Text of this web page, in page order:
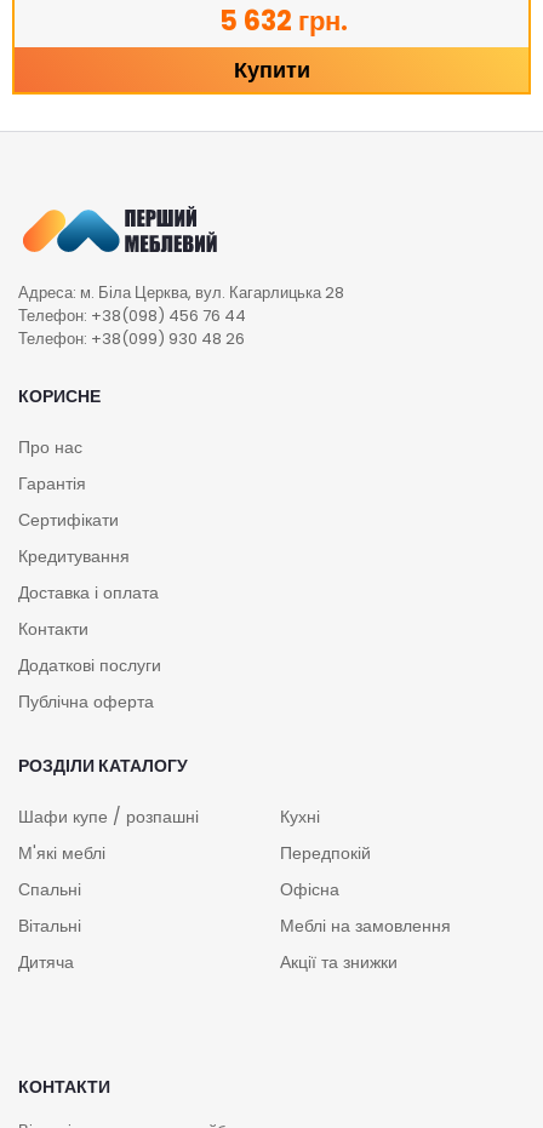
5 632 грн.
Купити
Адреса: м. Біла Церква, вул. Кагарлицька 28
Телефон: +38(098) 456 76 44
Телефон: +38(099) 930 48 26
КОРИСНЕ
Про нас
Гарантія
Сертифікати
Кредитування
Доставка і оплата
Контакти
Додаткові послуги
Публічна оферта
РОЗДІЛИ КАТАЛОГУ
Шафи купе / розпашні
М'які меблі
Спальні
Вітальні
Дитяча
Кухні
Передпокій
Офісна
Меблі на замовлення
Акції та знижки
КОНТАКТИ